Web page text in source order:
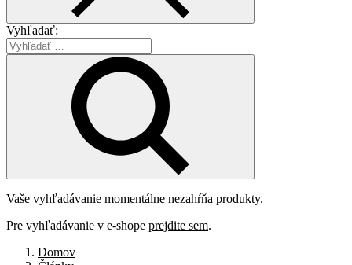
Vyhľadať:
Vaše vyhľadávanie momentálne nezahŕňa produkty.
Pre vyhľadávanie v e-shope prejdite sem.
Domov